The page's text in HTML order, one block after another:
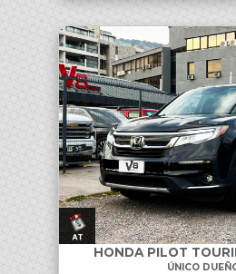
HONDA PILOT
ÚNICO